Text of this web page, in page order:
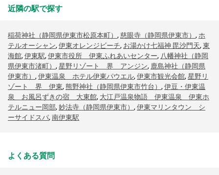
近隣の駅で探す
稲荷神社（静岡県伊東市松原本町） , 慈眼寺（静岡県伊東市） , ホ
テルオーシャン, 伊東オレンジビーチ, お湯かけ七福神 毘沙門天, 東
海館, 伊東駅, 伊東市役所 伊東ふれあいセンター, 八幡神社（静岡
県伊東市渚町） , 星野リゾート 界 アンジン, 鹿島神社（静岡県
伊東市） , 伊東温泉 ホテル伊東パウエル, 伊東市観光会館, 星野リ
ゾート 界 伊東, 熊野神社（静岡県伊東市竹台） , 伊豆・伊東温
泉 お風呂ずきの宿 大東館, 大江戸温泉物語 伊東温泉 伊東ホ
テルニュー岡部, 妙法寺（静岡県伊東市） , 伊東マリンタウン シ
ーサイドスパ, 南伊東駅
よくある質問